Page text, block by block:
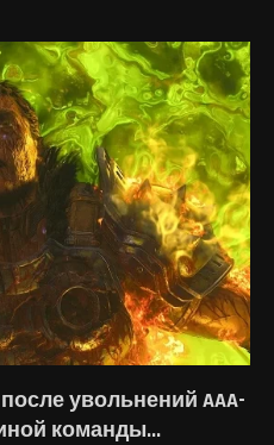
увольнений AAA-
команды...